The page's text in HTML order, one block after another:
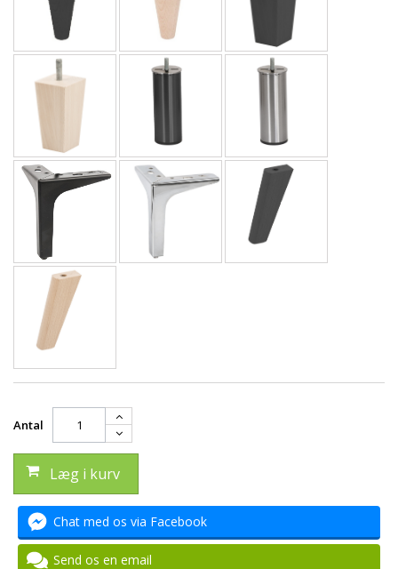
Antal
Læg i kurv
Chat med os via Facebook
Send os en email